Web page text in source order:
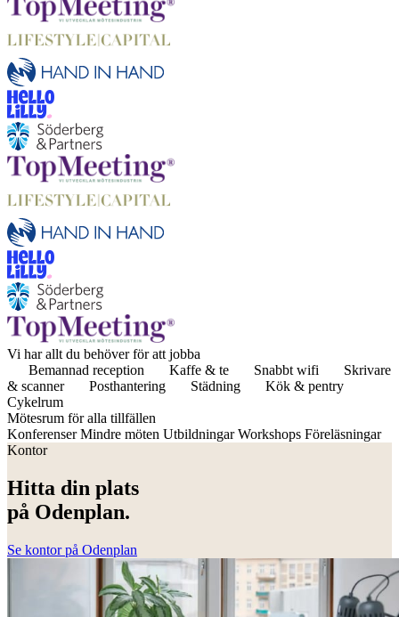
Vi har allt du behöver för att jobba
Bemannad reception
Kaffe & te Snabbt wifi
Skrivare
& scanner
Posthantering Städning
Kök & pentry
Cykelrum
Mötesrum för alla tillfällen
KonferenserMindre möten UtbildningarWorkshops Föreläsningar
Kontor
Hitta din plats
på Odenplan.
Se kontor på Odenplan